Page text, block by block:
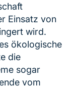
Einsatz von
wird.
ökologische
die
sogar
vom